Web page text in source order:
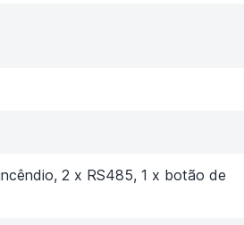
2 x RS485, 1 x botão de